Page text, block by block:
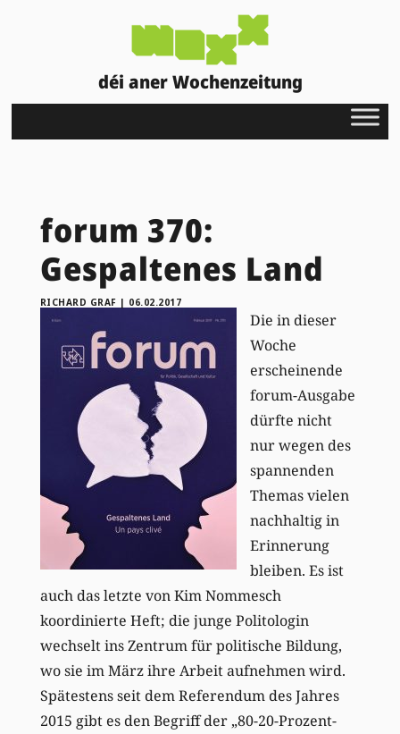
déi aner Wochenzeitung
forum 370:
Gespaltenes Land
RICHARD GRAF | 06.02.2017
Die in dieser
Woche
erscheinende
forum-Ausgabe
dürfte nicht
nur wegen des
spannenden
Themas vielen
nachhaltig in
Erinnerung
bleiben. Es ist
auch das letzte von Kim Nommesch
koordinierte Heft; die junge Politologin
wechselt ins Zentrum für politische Bildung,
wo sie im März ihre Arbeit aufnehmen wird.
Spätestens seit dem Referendum des Jahres
2015 gibt es den Begriff der „80-20-Prozent-